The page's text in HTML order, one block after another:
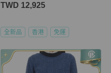
TWD 12,925
全新品 香港 免運